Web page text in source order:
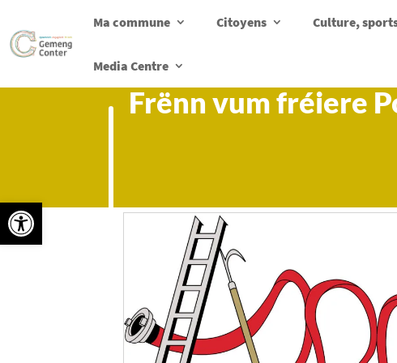
Ma commune Citoyens Culture,
Media Centre
Frënn vum fréiere
Ouvrir la barre d’outils